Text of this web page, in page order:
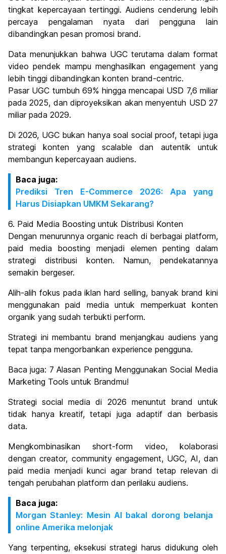
tingkat kepercayaan tertinggi. Audiens cenderung lebih
percaya pengalaman nyata dari pengguna lain
dibandingkan pesan promosi brand.
Data menunjukkan bahwa UGC terutama dalam format
video pendek mampu menghasilkan engagement yang
lebih tinggi dibandingkan konten brand-centric.
Pasar UGC tumbuh 69% hingga mencapai USD 7,6 miliar
pada 2025, dan diproyeksikan akan menyentuh USD 27
miliar pada 2029.
Di 2026, UGC bukan hanya soal social proof, tetapi juga
strategi konten yang scalable dan autentik untuk
membangun kepercayaan audiens.
Baca juga:
Prediksi Tren E-Commerce 2026: Apa yang
Harus Disiapkan UMKM Sekarang?
6. Paid Media Boosting untuk Distribusi Konten
Dengan menurunnya organic reach di berbagai platform,
paid media boosting menjadi elemen penting dalam
strategi distribusi konten. Namun, pendekatannya
semakin bergeser.
Alih-alih fokus pada iklan hard selling, banyak brand kini
menggunakan paid media untuk memperkuat konten
organik yang sudah terbukti perform.
Strategi ini membantu brand menjangkau audiens yang
tepat tanpa mengorbankan experience pengguna.
Baca juga: 7 Alasan Penting Menggunakan Social Media
Marketing Tools untuk Brandmu!
Strategi social media di 2026 menuntut brand untuk
tidak hanya kreatif, tetapi juga adaptif dan berbasis
data.
Mengkombinasikan short-form video, kolaborasi
dengan creator, community engagement, UGC, AI, dan
paid media menjadi kunci agar brand tetap relevan di
tengah perubahan platform dan perilaku audiens.
Baca juga:
Morgan Stanley: Mesin AI bakal dorong belanja
online Amerika melonjak
Yang terpenting, eksekusi strategi harus didukung oleh